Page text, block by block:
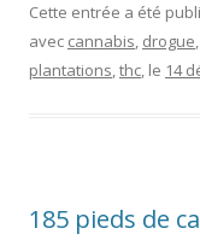
Cette entrée a été
avec cannabis, drogue,
plantations,thc, le 14
185 pieds de